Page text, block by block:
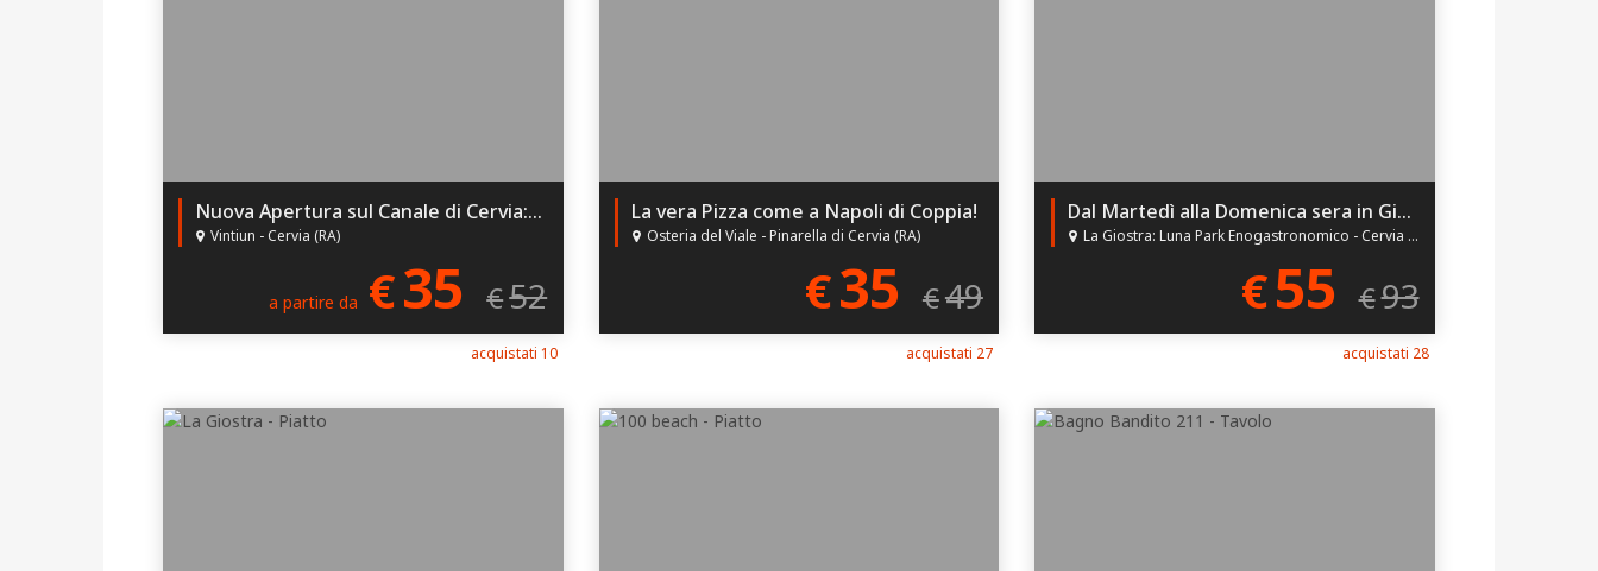
Nuova Apertura sul Canale di Cervia: scopri la tradizione di Gnocco Fritto, Tigelle e Coccetti con il Menù di Coppia di Vintiun e il 33% di Sconto!
Vintiun - Cervia (RA)
a partire da €35 €52
acquistati 10
La vera Pizza come a Napoli di Coppia!
Osteria del Viale - Pinarella di Cervia (RA)
€35 €49
acquistati 27
Dal Martedì alla Domenica sera in Giostra per 2!
La Giostra: Luna Park Enogastronomico - Cervia (RA)
€55 €93
acquistati 28